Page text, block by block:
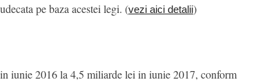
pe baza acestei legi. (vezi aici detalii)
iunie 2016 la 4,5 miliarde lei in iunie 2017, conform